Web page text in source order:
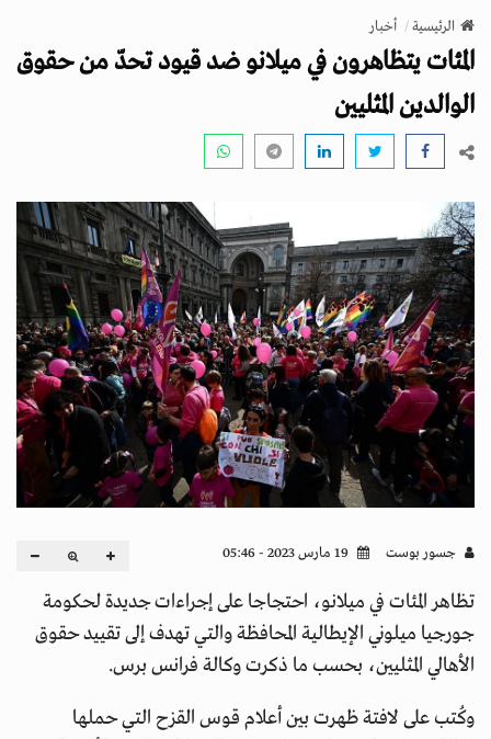
v
i
g
a
n
الرئيسية أخبار
المئات يتظاهرون في ميلانو ضد قيود تحدّ من حقوق
الوالدين المثليين
جسور بوست
تظاهر المئات في ميلانو، احتجاجا على إجراءات جديدة لحكومة
جورجيا ميلوني الإيطالية المحافظة والتي تهدف إلى تقييد حقوق
الأهالي المثليين، بحسب ما ذكرت وكالة فرانس برس.
وكُتب على لافتة ظهرت بين أعلام قوس القزح التي حملها